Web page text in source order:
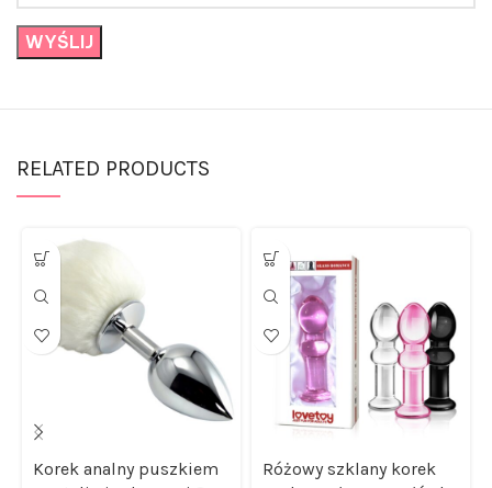
RELATED PRODUCTS
Korek analny puszkiem
Różowy szklany korek